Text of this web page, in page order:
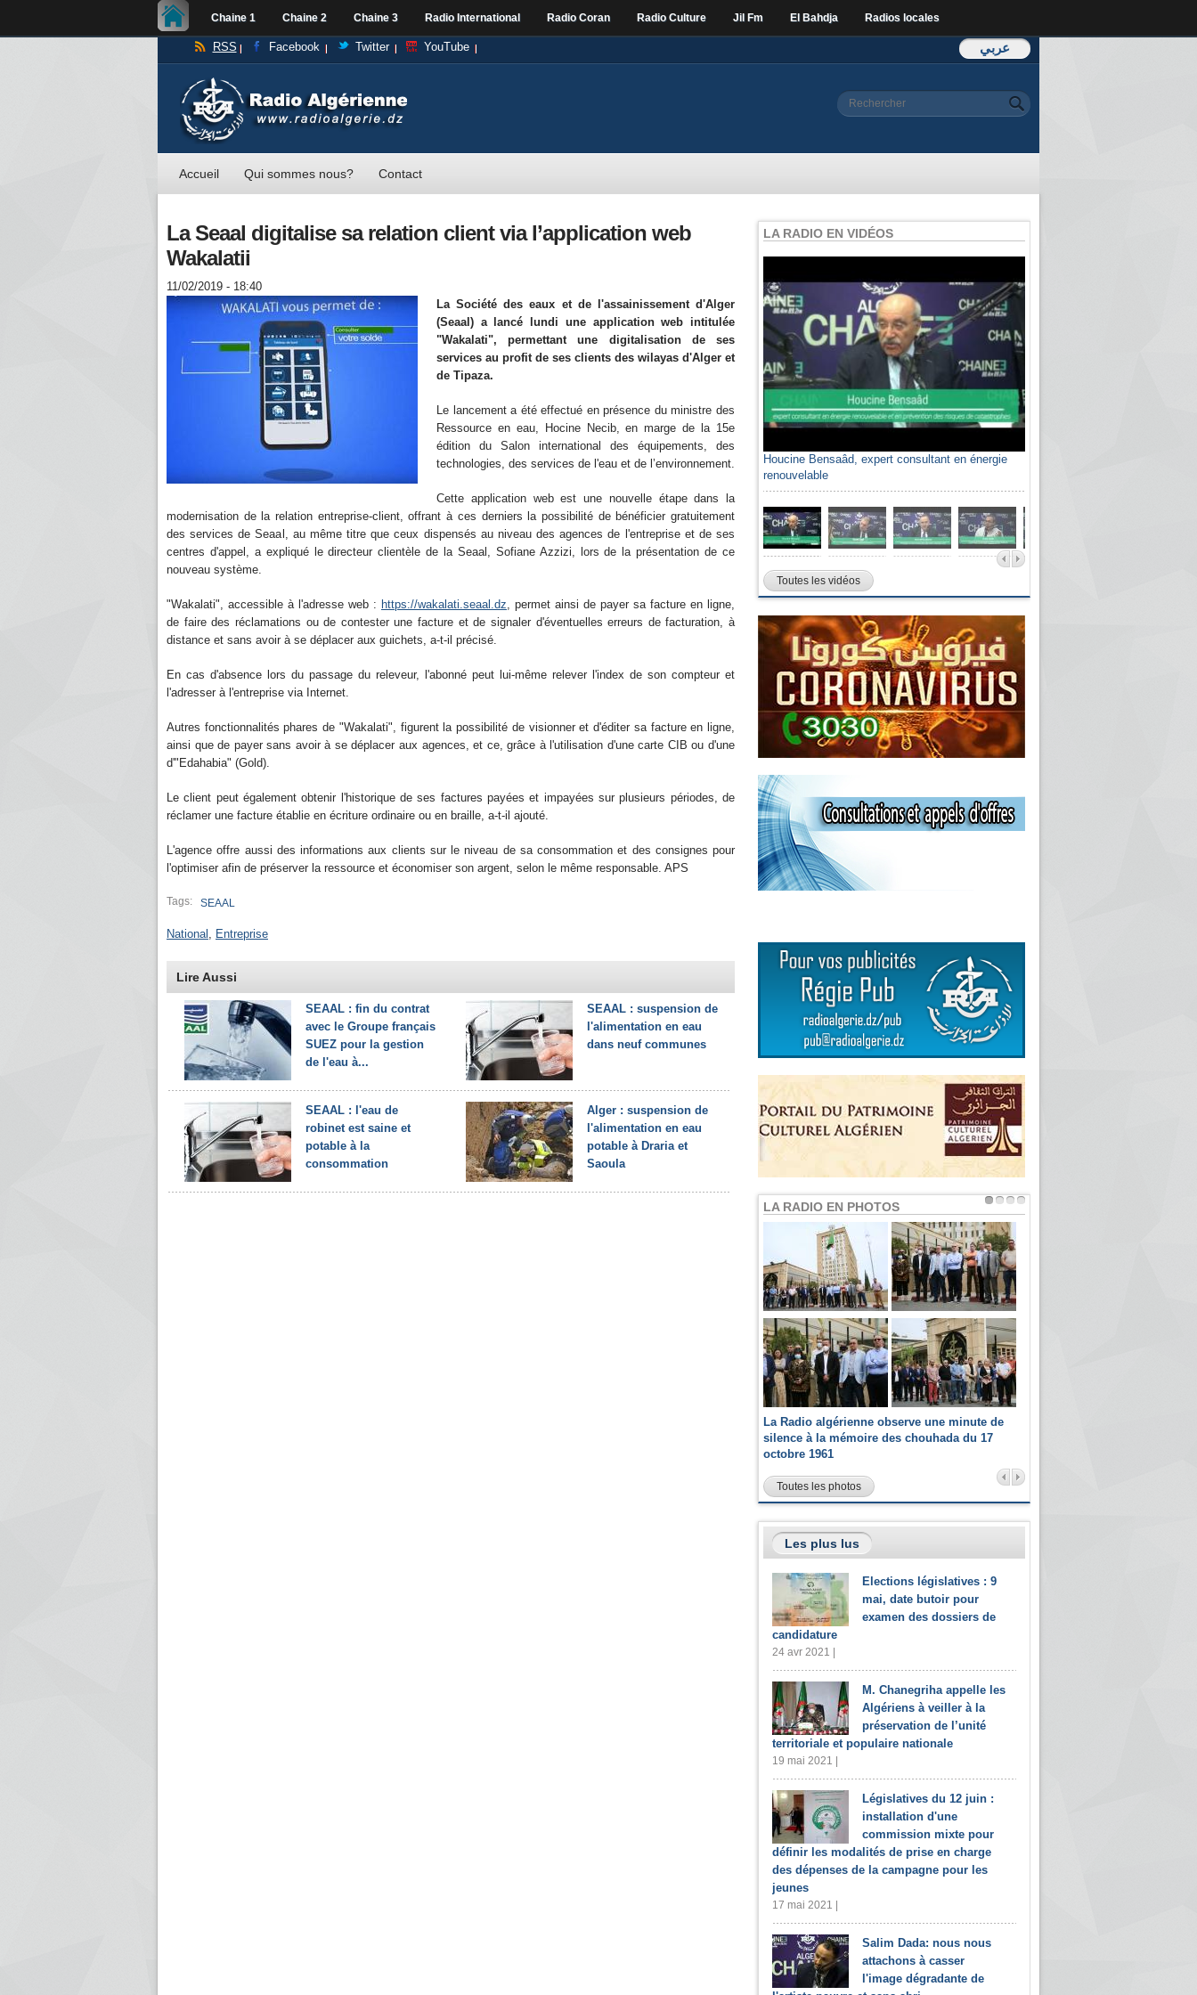
Chaine 1 Chaine 2 Chaine 3 Radio International Radio Coran Radio Culture Jil Fm El Bahdja Radios locales
عربي RSS Facebook Twitter YouTube
Formulaire de
Rechercher
Accueil Qui sommes nous? Contact
La Seaal digitalise sa relation client via l’application web
Wakalatii
11/02/2019 - 18:40
La Société des eaux et de l'assainissement d'Alger
(Seaal) a lancé lundi une application web intitulée
"Wakalati", permettant une digitalisation de ses
services au profit de ses clients des wilayas d'Alger et
de Tipaza.
Le lancement a été effectué en présence du ministre des
Ressource en eau, Hocine Necib, en marge de la 15e
édition du Salon international des équipements, des
technologies, des services de l'eau et de l’environnement.
Cette application web est une nouvelle étape dans la
modernisation de la relation entreprise-client, offrant à ces derniers la possibilité de bénéficier gratuitement
des services de Seaal, au même titre que ceux dispensés au niveau des agences de l'entreprise et de ses
centres d'appel, a expliqué le directeur clientèle de la Seaal, Sofiane Azzizi, lors de la présentation de ce
nouveau système.
"Wakalati", accessible à l'adresse web : https://wakalati.seaal.dz, permet ainsi de payer sa facture en ligne,
de faire des réclamations ou de contester une facture et de signaler d'éventuelles erreurs de facturation, à
distance et sans avoir à se déplacer aux guichets, a-t-il précisé.
En cas d'absence lors du passage du releveur, l'abonné peut lui-même relever l'index de son compteur et
l'adresser à l'entreprise via Internet.
Autres fonctionnalités phares de "Wakalati", figurent la possibilité de visionner et d'éditer sa facture en ligne,
ainsi que de payer sans avoir à se déplacer aux agences, et ce, grâce à l'utilisation d'une carte CIB ou d'une
d'"Edahabia" (Gold).
Le client peut également obtenir l'historique de ses factures payées et impayées sur plusieurs périodes, de
réclamer une facture établie en écriture ordinaire ou en braille, a-t-il ajouté.
L'agence offre aussi des informations aux clients sur le niveau de sa consommation et des consignes pour
l'optimiser afin de préserver la ressource et économiser son argent, selon le même responsable. APS
Tags: SEAAL
National , Entreprise
Lire Aussi
SEAAL : fin du contrat
avec le Groupe français
SUEZ pour la gestion
de l'eau à...
SEAAL : suspension de
l'alimentation en eau
dans neuf communes
SEAAL : l'eau de
robinet est saine et
potable à la
consommation
Alger : suspension de
l'alimentation en eau
potable à Draria et
Saoula
LA RADIO EN VIDÉOS
Houcine Bensaâd, expert consultant en énergie
renouvelable
Toutes les vidéos
LA RADIO EN PHOTOS
La Radio algérienne observe une minute de
silence à la mémoire des chouhada du 17
octobre 1961
Toutes les photos
Les plus lus
Elections législatives : 9
mai, date butoir pour
examen des dossiers de
candidature
24 avr 2021 |
M. Chanegriha appelle les
Algériens à veiller à la
préservation de l’unité
territoriale et populaire nationale
19 mai 2021 |
Législatives du 12 juin :
installation d'une
commission mixte pour
définir les modalités de prise en charge
des dépenses de la campagne pour les
jeunes
17 mai 2021 |
Salim Dada: nous nous
attachons à casser
l'image dégradante de